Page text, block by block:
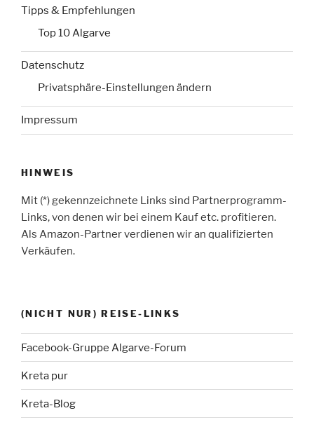
Tipps & Empfehlungen
Top 10 Algarve
Datenschutz
Privatsphäre-Einstellungen ändern
Impressum
HINWEIS
Mit (*) gekennzeichnete Links sind Partnerprogramm-
Links, von denen wir bei einem Kauf etc. profitieren.
Als Amazon-Partner verdienen wir an qualifizierten
Verkäufen.
(NICHT NUR) REISE-LINKS
Facebook-Gruppe Algarve-Forum
Kreta pur
Kreta-Blog